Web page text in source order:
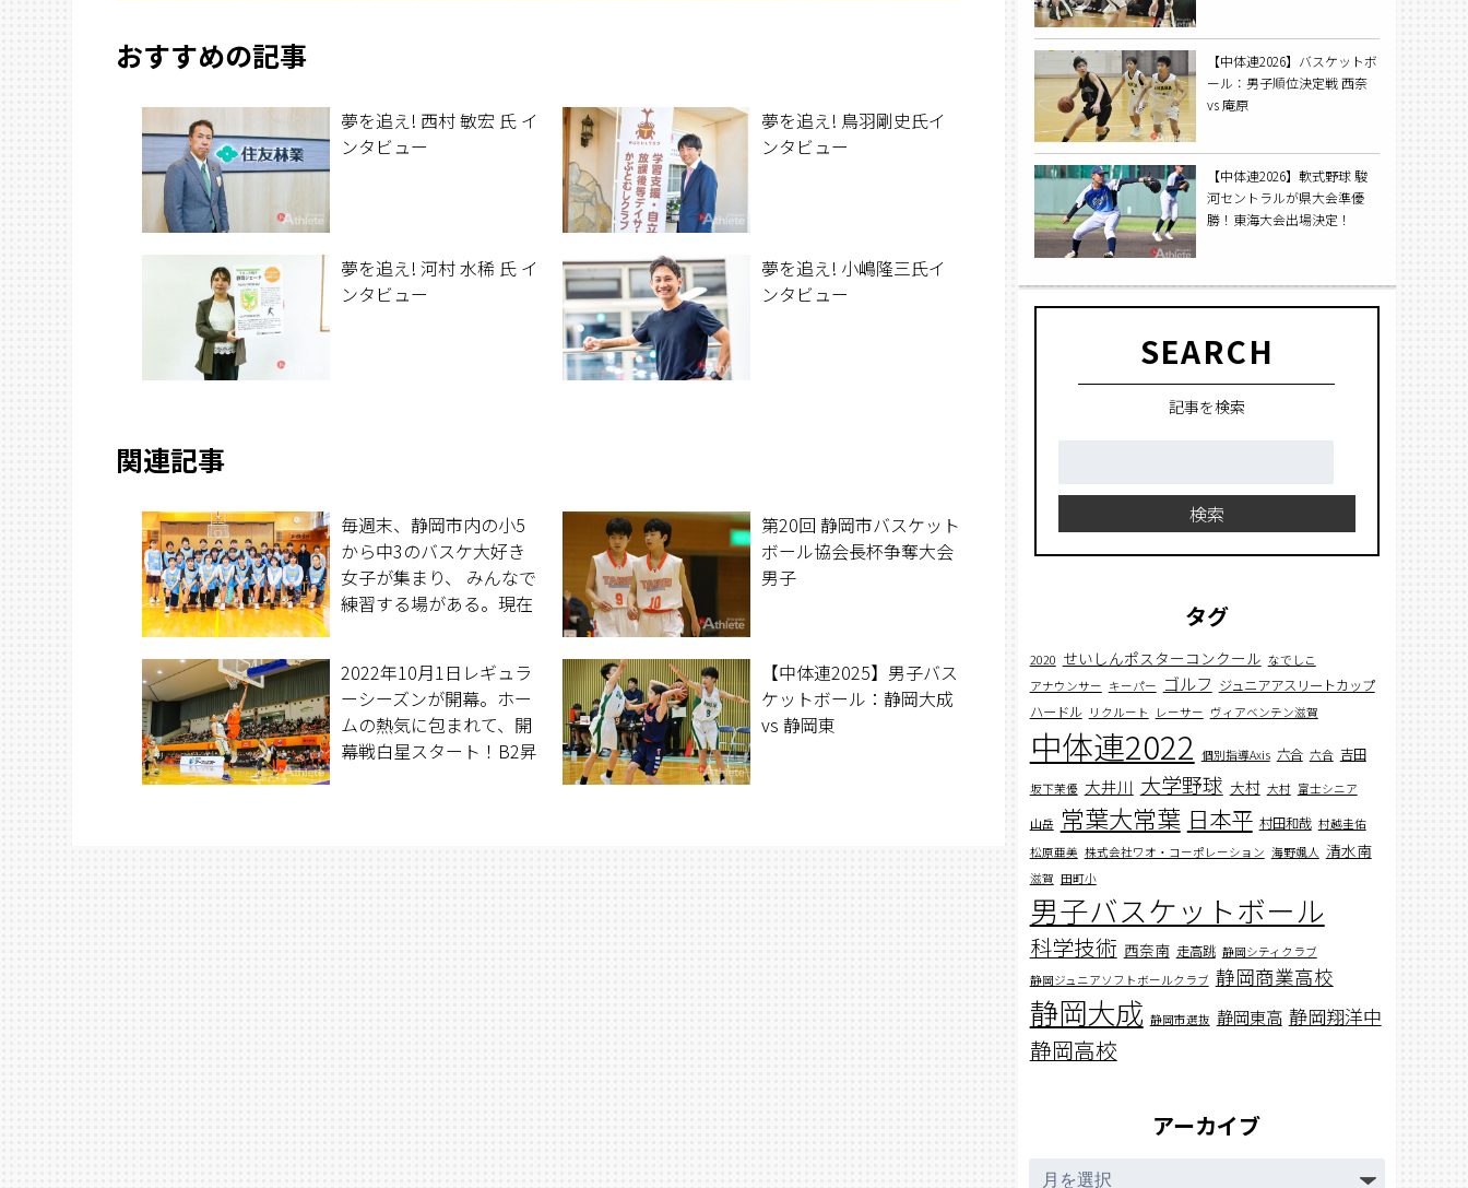
おすすめの記事
夢を追え! 西村 敏宏 氏 イ
ンタビュー
夢を追え! 鳥羽剛史氏イ
ンタビュー
夢を追え! 河村 水稀 氏 イ
ンタビュー
夢を追え! 小嶋隆三氏イ
ンタビュー
関連記事
毎週末、静岡市内の小5
から中3のバスケ大好き
女子が集まり、 みんなで
練習する場がある。現在
上げた、Shimizu
Southern Crossとは？
第20回 静岡市バスケット
ボール協会長杯争奪大会
男子
2022年10月1日レギュラ
ーシーズンが開幕。ホー
ムの熱気に包まれて、開
幕戦白星スタート！B2昇
【中体連2025】男子バス
ケットボール：静岡大成
vs 静岡東
【中体連2026】バスケットボ
ール：男子順位決定戦 西奈
vs 庵原
【中体連2026】軟式野球 駿
河セントラルが県大会準優
勝！東海大会出場決定！
SEARCH
記事を検索
検索
タグ
2020 せいしんポスターコンクール なでしこ
アナウンサー キーパー ゴルフ ジュニアアスリートカップ
ハードル リクルート レーサー ヴィアベンテン滋賀
中体連2022 個別指導Axis 六合 六合 吉田
坂下茉優 大井川 大学野球 大村 大村 富士シニア
山岳 常葉大常葉 日本平 村田和哉 村越圭佑
松原亜美 株式会社ワオ・コーポレーション 海野颯人 清水南
滋賀 田町小
男子バスケットボール
科学技術 西奈南 走高跳 静岡シティクラブ
静岡ジュニアソフトボールクラブ 静岡商業高校
静岡大成 静岡市選抜 静岡東高 静岡翔洋中
静岡高校
アーカイブ